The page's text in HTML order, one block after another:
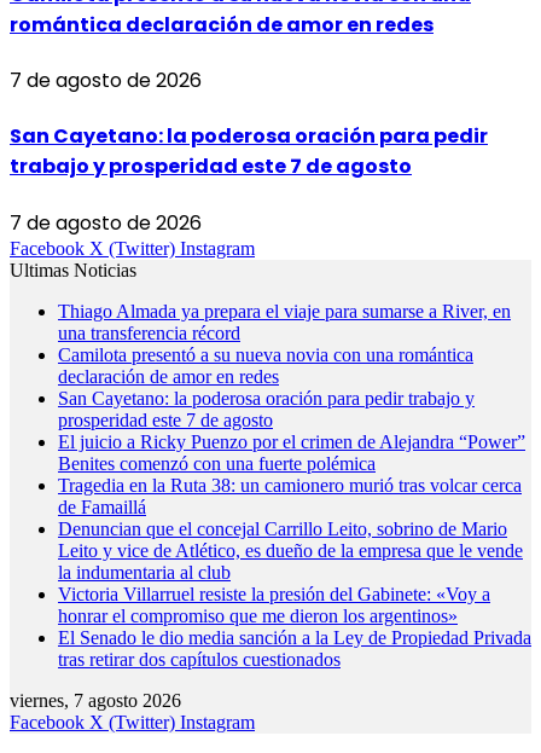
romántica declaración de amor en redes
7 de agosto de 2026
San Cayetano: la poderosa oración para pedir
trabajo y prosperidad este 7 de agosto
7 de agosto de 2026
Facebook X (Twitter) Instagram
Ultimas Noticias
Thiago Almada ya prepara el viaje para sumarse a River, en
una transferencia récord
Camilota presentó a su nueva novia con una romántica
declaración de amor en redes
San Cayetano: la poderosa oración para pedir trabajo y
prosperidad este 7 de agosto
El juicio a Ricky Puenzo por el crimen de Alejandra “Power”
Benites comenzó con una fuerte polémica
Tragedia en la Ruta 38: un camionero murió tras volcar cerca
de Famaillá
Denuncian que el concejal Carrillo Leito, sobrino de Mario
Leito y vice de Atlético, es dueño de la empresa que le vende
la indumentaria al club
Victoria Villarruel resiste la presión del Gabinete: «Voy a
honrar el compromiso que me dieron los argentinos»
El Senado le dio media sanción a la Ley de Propiedad Privada
tras retirar dos capítulos cuestionados
viernes, 7 agosto 2026
Facebook X (Twitter) Instagram